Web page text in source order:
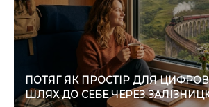
ПОТЯГ ЯК ПРОСТІР ДЛЯ
ШЛЯХ ДО СЕБЕ ЧЕРЕЗ